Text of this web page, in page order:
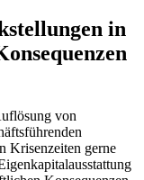
in
von
Krisenzeiten gerne